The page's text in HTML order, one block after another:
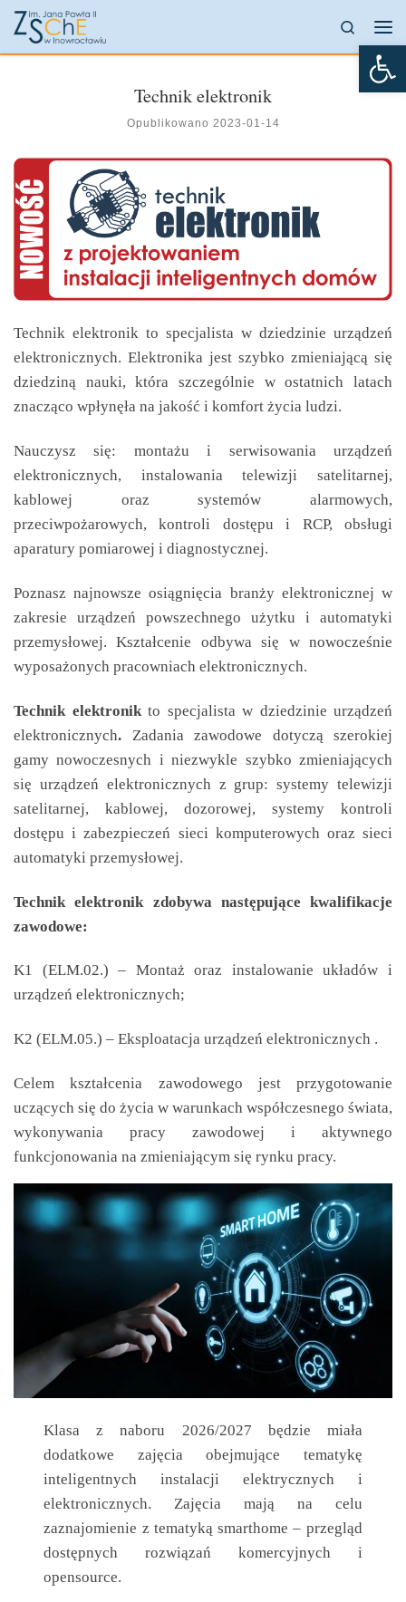
Przejdź do treści
Search
Technik elektronik
Opublikowano 2023-01-14
Technik elektronik to specjalista w dziedzinie urządzeń
elektronicznych. Elektronika jest szybko zmieniającą się
dziedziną nauki, która szczególnie w ostatnich latach
znacząco wpłynęła na jakość i komfort życia ludzi.
Nauczysz się: montażu i serwisowania urządzeń
elektronicznych, instalowania telewizji satelitarnej,
kablowej oraz systemów alarmowych,
przeciwpożarowych, kontroli dostępu i RCP, obsługi
aparatury pomiarowej i diagnostycznej.
Poznasz najnowsze osiągnięcia branży elektronicznej w
zakresie urządzeń powszechnego użytku i automatyki
przemysłowej. Kształcenie odbywa się w nowocześnie
wyposażonych pracowniach elektronicznych.
Technik elektronik to specjalista w dziedzinie urządzeń
elektronicznych. Zadania zawodowe dotyczą szerokiej
gamy nowoczesnych i niezwykle szybko zmieniających
się urządzeń elektronicznych z grup: systemy telewizji
satelitarnej, kablowej, dozorowej, systemy kontroli
dostępu i zabezpieczeń sieci komputerowych oraz sieci
automatyki przemysłowej.
Technik elektronik zdobywa następujące kwalifikacje
zawodowe:
K1 (ELM.02.) – Montaż oraz instalowanie układów i
urządzeń elektronicznych;
K2 (ELM.05.) – Eksploatacja urządzeń elektronicznych .
Celem kształcenia zawodowego jest przygotowanie
uczących się do życia w warunkach współczesnego świata,
wykonywania pracy zawodowej i aktywnego
funkcjonowania na zmieniającym się rynku pracy.
Klasa z naboru 2026/2027 będzie miała
dodatkowe zajęcia obejmujące tematykę
inteligentnych instalacji elektrycznych i
elektronicznych. Zajęcia mają na celu
zaznajomienie z tematyką smarthome – przegląd
dostępnych rozwiązań komercyjnych i
opensource.